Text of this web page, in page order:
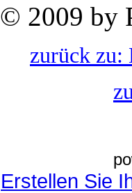
© 2009 by
zurück zu:
Erstellen Sie